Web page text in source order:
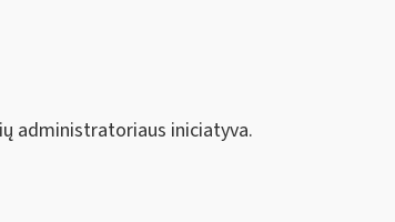
administratoriaus iniciatyva.